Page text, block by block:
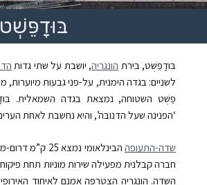
בּוּדָפֵּשְׁט
בּוּדָפֵּשְׁט, בירת הונגריה, יושבת על שתי גדות
לשניים: בגדה הימנית, על-פני גבעות מיוערות,
פֶּשְׁט השטוחה, נמצאת בגדה השמאלית.
‘הפנינה שעל הדנובּה’, והיא נחשבת לאחת
שדה-התעופה
הבינלאומי נמצא
חברה קבלנית מפעילה שירות מוניות תחת
השדה. הונגריה הצטרפה אמנם לאיחוד